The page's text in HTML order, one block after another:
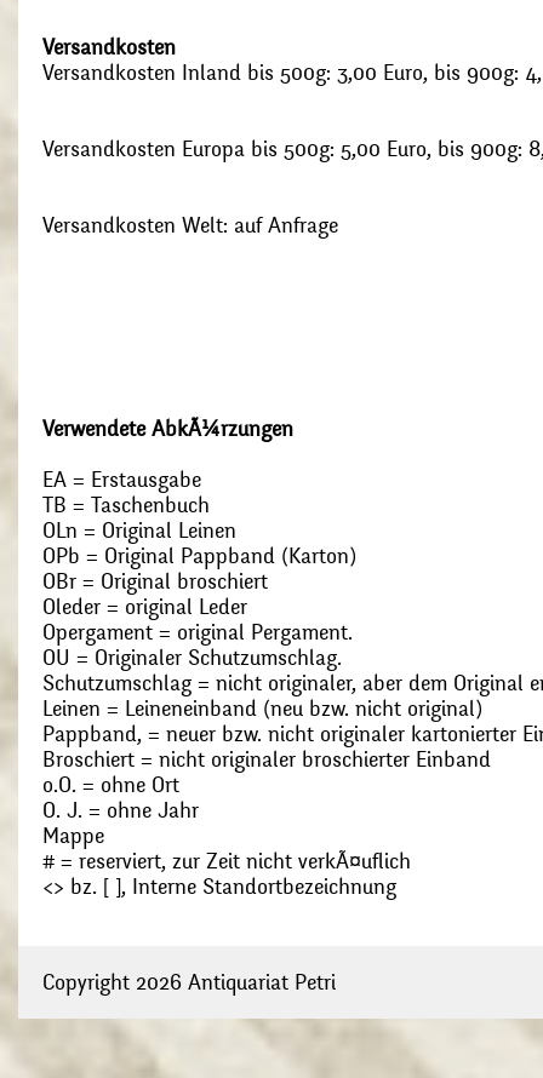
Versandkosten
Versandkosten Inland bis 500g: 3,00 Euro, bis 900g:
Versandkosten Europa bis 500g: 5,00 Euro, bis 900g:
Versandkosten Welt: auf Anfrage
Verwendete AbkÃ¼rzungen
EA = Erstausgabe
TB = Taschenbuch
OLn = Original Leinen
OPb = Original Pappband (Karton)
OBr = Original broschiert
Oleder = original Leder
Opergament = original Pergament.
OU = Originaler Schutzumschlag.
Schutzumschlag = nicht originaler, aber dem Original
Leinen = Leineneinband (neu bzw. nicht original)
Pappband, = neuer bzw. nicht originaler kartonierter
Broschiert = nicht originaler broschierter Einband
o.O. = ohne Ort
O. J. = ohne Jahr
Mappe
# = reserviert, zur Zeit nicht verkÃ¤uflich
<> bz. [ ], Interne Standortbezeichnung
Copyright 2026 Antiquariat Petri